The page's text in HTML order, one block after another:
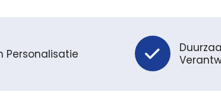
Personalisatie